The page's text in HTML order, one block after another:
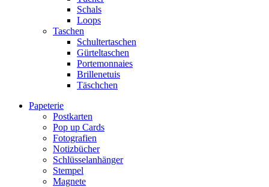
Schals
Loops
Taschen
Schultertaschen
Gürteltaschen
Portemonnaies
Brillenetuis
Täschchen
Papeterie
Postkarten
Pop up Cards
Fotografien
Notizbücher
Schlüsselanhänger
Stempel
Magnete